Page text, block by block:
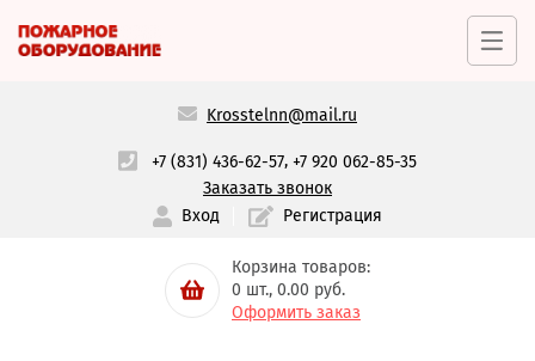
Krosstelnn@mail.ru
+7 (831) 436-62-57,+7 920 062-85-35
Заказать звонок
Вход
Регистрация
Корзина товаров:
0 шт., 0.00 руб.
Оформить заказ